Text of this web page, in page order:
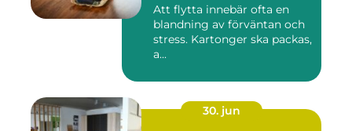
Att flytta innebär ofta en
blandning av förväntan och
stress. Kartonger ska packas,
a...
30. jun